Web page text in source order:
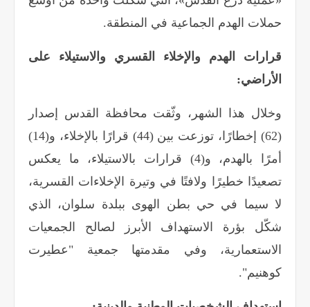
حملات الهدم الجماعية في المنطقة.
قرارات الهدم والإخلاء القسري والاستيلاء على
الأراضي:
وخلال هذا الشهر، وثّقت محافظة القدس إصدار
(62) إخطارًا، توزعت بين (44) قرارًا بالإخلاء، و(14)
أمرًا بالهدم، و(4) قرارات بالاستيلاء، ما يعكس
تصعيدًا خطيرًا ولافتًا في وتيرة الإخلاءات القسرية،
لا سيما في حي بطن الهوى ببلدة سلوان، الذي
شكّل بؤرة الاستهداف الأبرز لصالح الجمعيات
الاستعمارية، وفي مقدمتها جمعية "عطيرت
كوهنيم".